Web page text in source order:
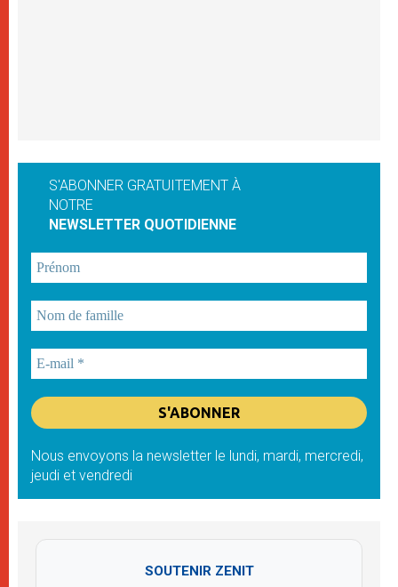
S'ABONNER GRATUITEMENT À
NOTRE
NEWSLETTER QUOTIDIENNE
Nous envoyons la newsletter le lundi, mardi, mercredi,
jeudi et vendredi
SOUTENIR ZENIT